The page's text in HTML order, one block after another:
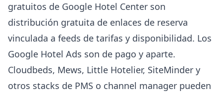
gratuitos de Google Hotel Center son
distribución gratuita de enlaces de reserva
vinculada a feeds de tarifas y disponibilidad. Los
Google Hotel Ads son de pago y aparte.
Cloudbeds, Mews, Little Hotelier, SiteMinder y
otros stacks de PMS o channel manager pueden